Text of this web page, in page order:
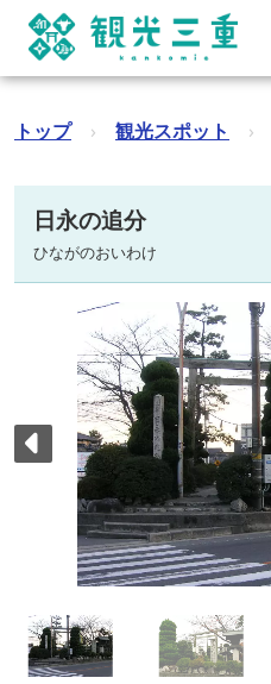
トップ › 観光スポット ›
日永の追分
ひながのおいわけ